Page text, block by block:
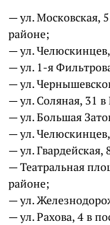
— ул. Московская,
районе;
— ул.
— ул. 1-я
— ул.
— ул. Соляная, 31
— ул. Большая
— ул.
— ул.
— Театральная
районе;
— ул.
— ул. Рахова, 4 в